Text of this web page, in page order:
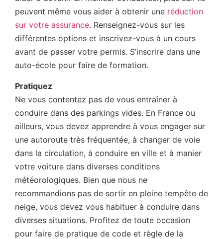
peuvent même vous aider à obtenir une réduction
sur votre assurance. Renseignez-vous sur les
différentes options et inscrivez-vous à un cours
avant de passer votre permis. S’inscrire dans une
auto-école pour faire de formation.
Pratiquez
Ne vous contentez pas de vous entraîner à
conduire dans des parkings vides. En France ou
ailleurs, vous devez apprendre à vous engager sur
une autoroute très fréquentée, à changer de voie
dans la circulation, à conduire en ville et à manier
votre voiture dans diverses conditions
météorologiques. Bien que nous ne
recommandions pas de sortir en pleine tempête de
neige, vous devez vous habituer à conduire dans
diverses situations. Profitez de toute occasion
pour faire de pratique de code et règle de la